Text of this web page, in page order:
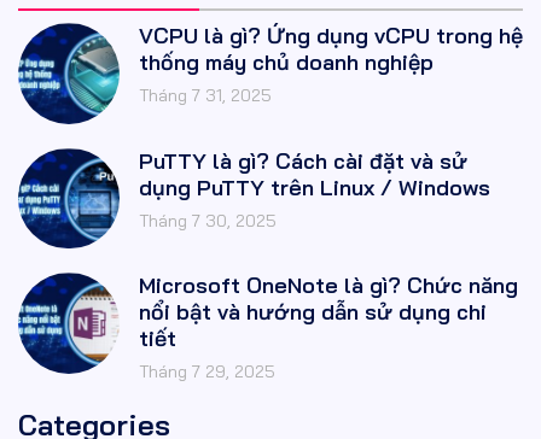
VCPU là gì? Ứng dụng vCPU trong hệ
thống máy chủ doanh nghiệp
Tháng 7 31, 2025
PuTTY là gì? Cách cài đặt và sử
dụng PuTTY trên Linux / Windows
Tháng 7 30, 2025
Microsoft OneNote là gì? Chức năng
nổi bật và hướng dẫn sử dụng chi
tiết
Tháng 7 29, 2025
Categories